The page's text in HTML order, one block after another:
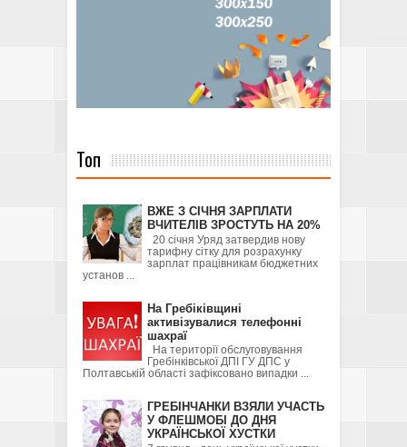
Топ
ВЖЕ З СІЧНЯ ЗАРПЛАТИ
ВЧИТЕЛІВ ЗРОСТУТЬ НА 20%
20 січня Уряд затвердив нову
тарифну сітку для розрахунку
зарплат працівникам бюджетних
установ ...
На Гребіківщині
активізувалися телефонні
шахраї
На території обслуговування
Гребінківської ДПІ ГУ ДПС у
Полтавській області зафіксовано випадки ...
ГРЕБІНЧАНКИ ВЗЯЛИ УЧАСТЬ
У ФЛЕШМОБІ ДО ДНЯ
УКРАЇНСЬКОЇ ХУСТКИ